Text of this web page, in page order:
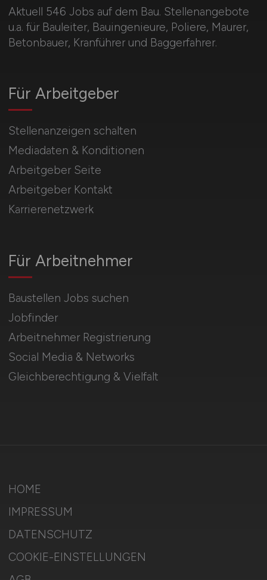
Aktuell 546 Jobs auf dem Bau. Stellenangebote
u.a. für Bauleiter, Bauingenieure, Poliere, Maurer,
Betonbauer, Kranführer und Baggerfahrer.
Für Arbeitnehmer
Baustellen Jobs suchen
Jobfinder
Arbeitnehmer Registrierung
Social Media & Networks
Gleichberechtigung & Vielfalt
Für Arbeitgeber
Stellenanzeigen schalten
Mediadaten & Konditionen
Arbeitgeber Seite
Arbeitgeber Kontakt
Karrierenetzwerk
HOME
IMPRESSUM
DATENSCHUTZ
COOKIE-EINSTELLUNGEN